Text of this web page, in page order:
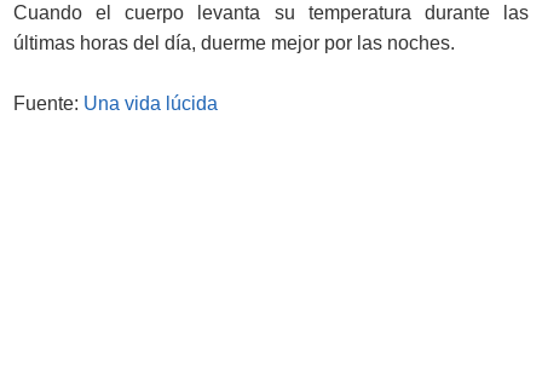
Cuando el cuerpo levanta su temperatura durante las
últimas horas del día, duerme mejor por las noches.
Fuente: Una vida lúcida